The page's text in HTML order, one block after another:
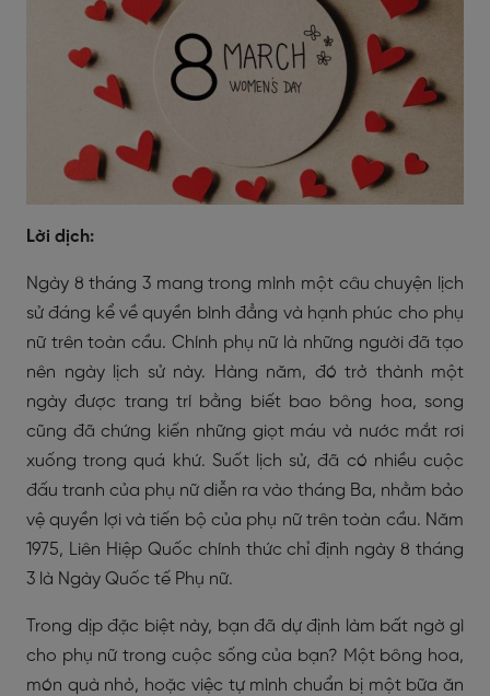
Lời dịch:
Ngày 8 tháng 3 mang trong mình một câu chuyện lịch
sử đáng kể về quyền bình đẳng và hạnh phúc cho phụ
nữ trên toàn cầu. Chính phụ nữ là những người đã tạo
nên ngày lịch sử này. Hàng năm, đó trở thành một
ngày được trang trí bằng biết bao bông hoa, song
cũng đã chứng kiến những giọt máu và nước mắt rơi
xuống trong quá khứ. Suốt lịch sử, đã có nhiều cuộc
đấu tranh của phụ nữ diễn ra vào tháng Ba, nhằm bảo
vệ quyền lợi và tiến bộ của phụ nữ trên toàn cầu. Năm
1975, Liên Hiệp Quốc chính thức chỉ định ngày 8 tháng
3 là Ngày Quốc tế Phụ nữ.
Trong dịp đặc biệt này, bạn đã dự định làm bất ngờ gì
cho phụ nữ trong cuộc sống của bạn? Một bông hoa,
món quà nhỏ, hoặc việc tự mình chuẩn bị một bữa ăn